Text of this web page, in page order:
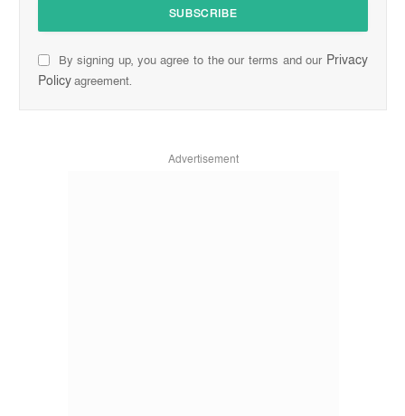
By signing up, you agree to the our terms and our Privacy
Policyagreement.
Advertisement